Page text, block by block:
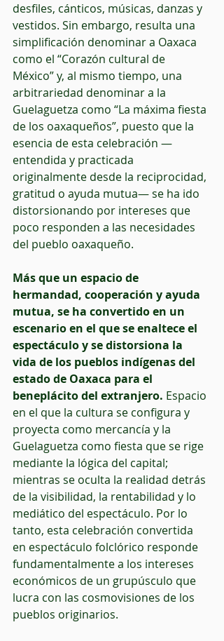
desfiles, cánticos, músicas, danzas y
vestidos. Sin embargo, resulta una
simplificación denominar a Oaxaca
como el “Corazón cultural de
México” y, al mismo tiempo, una
arbitrariedad denominar a la
Guelaguetza como “La máxima fiesta
de los oaxaqueños”, puesto que la
esencia de esta celebración —
entendida y practicada
originalmente desde la reciprocidad,
gratitud o ayuda mutua— se ha ido
distorsionando por intereses que
poco responden a las necesidades
del pueblo oaxaqueño.
Más que un espacio de
hermandad, cooperación y ayuda
mutua, se ha convertido en un
escenario en el que se enaltece el
espectáculo y se distorsiona la
vida de los pueblos indígenas del
estado de Oaxaca para el
beneplácito del extranjero. Espacio
en el que la cultura se configura y
proyecta como mercancía y la
Guelaguetza como fiesta que se rige
mediante la lógica del capital;
mientras se oculta la realidad detrás
de la visibilidad, la rentabilidad y lo
mediático del espectáculo. Por lo
tanto, esta celebración convertida
en espectáculo folclórico responde
fundamentalmente a los intereses
económicos de un grupúsculo que
lucra con las cosmovisiones de los
pueblos originarios.